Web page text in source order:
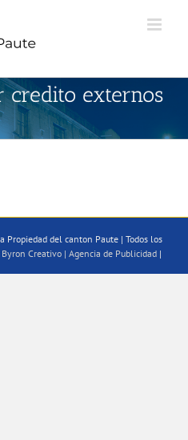
credito externos
del canton Paute | Todos los
Byron Creativo | Agencia de Publicidad |